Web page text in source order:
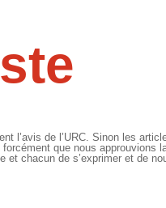
l’avis de l’URC. Sinon les
que nous approuvions
chacun de s’exprimer et de